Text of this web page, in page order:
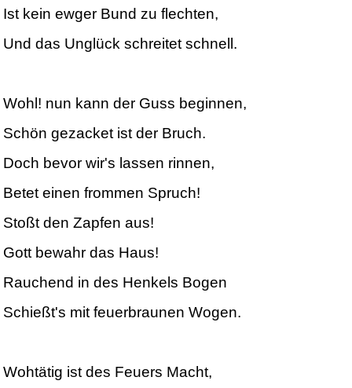
Ist kein ewger Bund zu flechten,
Und das Unglück schreitet schnell.
Wohl! nun kann der Guss beginnen,
Schön gezacket ist der Bruch.
Doch bevor wir's lassen rinnen,
Betet einen frommen Spruch!
Stoßt den Zapfen aus!
Gott bewahr das Haus!
Rauchend in des Henkels Bogen
Schießt's mit feuerbraunen Wogen.
Wohtätig ist des Feuers Macht,